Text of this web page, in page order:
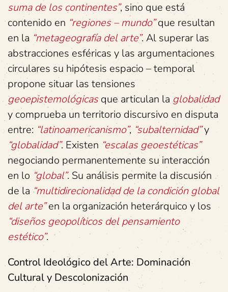
suma de los continentes”, sino que está
contenido en “regiones – mundo”que resultan
en la “metageografía del arte”. Al superar las
abstracciones esféricas y las argumentaciones
circulares su hipótesis espacio – temporal
propone situar las tensiones
geoepistemológicasque articulan la globalidad
y comprueba un territorio discursivo en disputa
entre: “latinoamericanismo”, “subalternidad”y
“globalidad”. Existen “escalas geoestéticas”
negociando permanentemente su interacción
en lo “global”. Su análisis permite la discusión
de la “multidirecionalidad de la condición global
del arte”en la organización heterárquico y los
“diseños geopolíticos del pensamiento
estético”.
Control Ideológico del Arte: Dominación
Cultural y Descolonización